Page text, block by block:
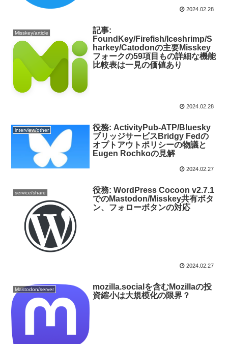
2024.02.28
Misskey/article
記事:
FoundKey/Firefish/Iceshrimp/S
harkey/Catodonの主要Misskey
フォークの59項目もの詳細な機能
比較表は一見の価値あり
2024.02.28
interview/other
役務: ActivityPub-ATP/Bluesky
ブリッジサービスBridgy Fedの
オプトアウトポリシーの物議と
Eugen Rochkoの見解
2024.02.27
service/share
役務: WordPress Cocoon v2.7.1
でのMastodon/Misskey共有ボタ
ン、フォローボタンの対応
2024.02.27
Mastodon/server
mozilla.socialを含むMozillaの投
資縮小は大規模化の限界？